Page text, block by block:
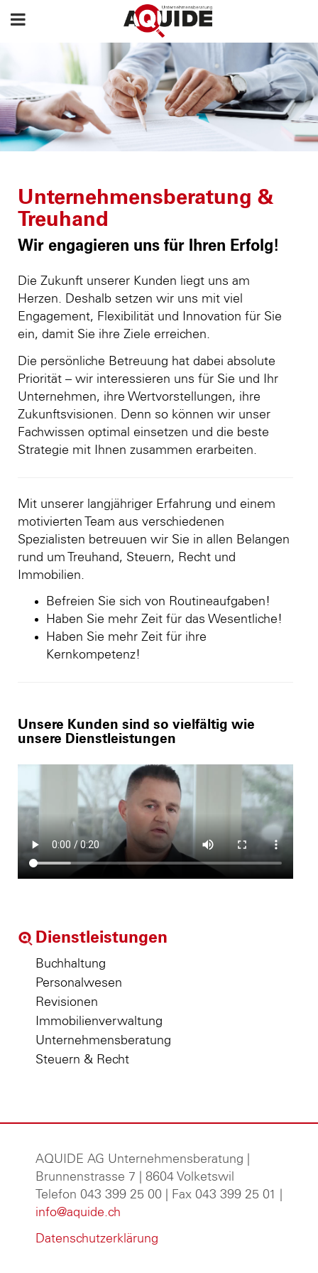
Unternehmensberatung &
Treuhand
Wir engagieren uns für Ihren Erfolg!
Die Zukunft unserer Kunden liegt uns am
Herzen. Deshalb setzen wir uns mit viel
Engagement, Flexibilität und Innovation für Sie
ein, damit Sie ihre Ziele erreichen.
Die persönliche Betreuung hat dabei absolute
Priorität – wir interessieren uns für Sie und Ihr
Unternehmen, ihre Wertvorstellungen, ihre
Zukunftsvisionen. Denn so können wir unser
Fachwissen optimal einsetzen und die beste
Strategie mit Ihnen zusammen erarbeiten.
Mit unserer langjähriger Erfahrung und einem
motivierten Team aus verschiedenen
Spezialisten betreuuen wir Sie in allen Belangen
rund um Treuhand, Steuern, Recht und
Immobilien.
Befreien Sie sich von Routineaufgaben!
Haben Sie mehr Zeit für das Wesentliche!
Haben Sie mehr Zeit für ihre
Kernkompetenz!
Unsere Kunden sind so vielfältig wie
unsere Dienstleistungen
Dienstleistungen
Buchhaltung
Personalwesen
Revisionen
Immobilienverwaltung
Unternehmensberatung
Steuern & Recht
AQUIDE AG Unternehmensberatung
Brunnenstrasse 7 | 8604 Volketswil
Telefon 043 399 25 00 | Fax 043 399 25 01 |
info@aquide.ch
Datenschutzerklärung